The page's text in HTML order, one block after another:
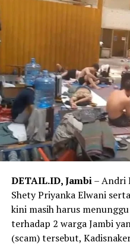
DETAIL.ID, Jambi– Andri
Shety Priyanka Elwani
kini masih harus
terhadap 2 warga Jambi
(scam) tersebut,